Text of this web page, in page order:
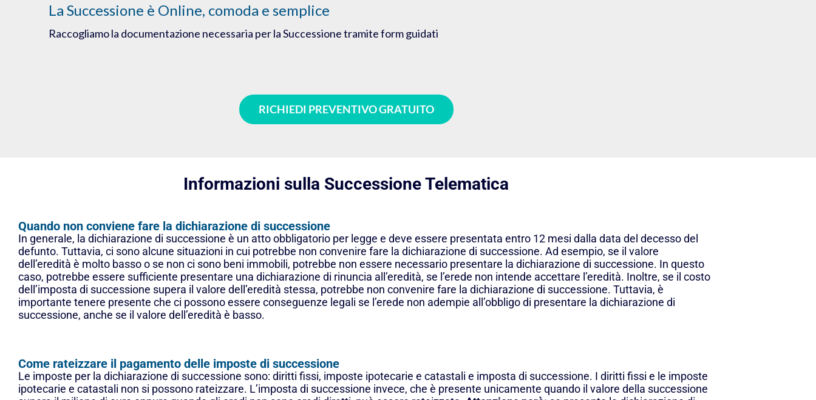
La Successione è Online, comoda e semplice
Raccogliamo la documentazione necessaria per la Successione tramite form guidati
RICHIEDI PREVENTIVO GRATUITO
Informazioni sulla Successione Telematica
Quando non conviene fare la dichiarazione di successione
In generale, la dichiarazione di successione è un atto obbligatorio per legge e deve essere presentata entro 12 mesi dalla data del decesso del
defunto. Tuttavia, ci sono alcune situazioni in cui potrebbe non convenire fare la dichiarazione di successione. Ad esempio, se il valore
dell’eredità è molto basso o se non ci sono beni immobili, potrebbe non essere necessario presentare la dichiarazione di successione. In questo
caso, potrebbe essere sufficiente presentare una dichiarazione di rinuncia all’eredità, se l’erede non intende accettare l’eredità. Inoltre, se il costo
dell’imposta di successione supera il valore dell’eredità stessa, potrebbe non convenire fare la dichiarazione di successione. Tuttavia, è
importante tenere presente che ci possono essere conseguenze legali se l’erede non adempie all’obbligo di presentare la dichiarazione di
successione, anche se il valore dell’eredità è basso.
Come rateizzare il pagamento delle imposte di successione
Le imposte per la dichiarazione di successione sono: diritti fissi, imposte ipotecarie e catastali e imposta di successione. I diritti fissi e le imposte
ipotecarie e catastali non si possono rateizzare. L’imposta di successione invece, che è presente unicamente quando il valore della successione